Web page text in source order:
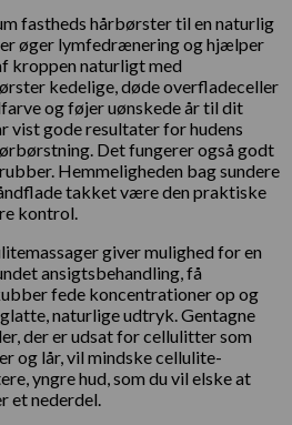
fastheds hårbørster til en naturlig
øger lymfedrænering og hjælper
kroppen naturligt med
kedelige, døde overfladeceller
og føjer uønskede år til dit
vist gode resultater for hudens
Det fungerer også godt
Hemmeligheden bag sundere
takket være den praktiske
kontrol.
giver mulighed for en
ansigtsbehandling, få
fede koncentrationer op og
naturlige udtryk. Gentagne
der er udsat for cellulitter som
og lår, vil mindske cellulite-
yngre hud, som du vil elske at
et nederdel.